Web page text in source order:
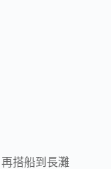
搭船到長灘